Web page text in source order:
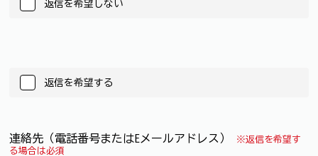
返信を希望しない
返信を希望する
連絡先（電話番号またはEメールアドレス）
※返信を希望す
る場合は必須